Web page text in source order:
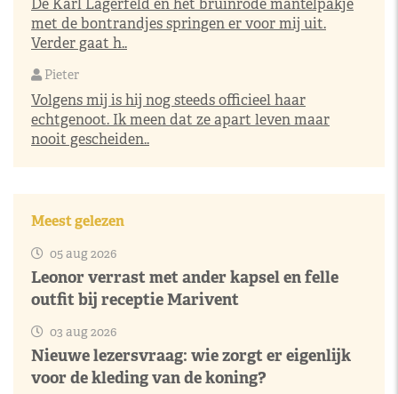
De Karl Lagerfeld en het bruinrode mantelpakje
met de bontrandjes springen er voor mij uit.
Verder gaat h..
Pieter
Volgens mij is hij nog steeds officieel haar
echtgenoot. Ik meen dat ze apart leven maar
nooit gescheiden..
Meest gelezen
05 aug 2026
Leonor verrast met ander kapsel en felle
outfit bij receptie Marivent
03 aug 2026
Nieuwe lezersvraag: wie zorgt er eigenlijk
voor de kleding van de koning?